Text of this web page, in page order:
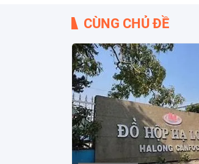
CÙNG CHỦ ĐỀ